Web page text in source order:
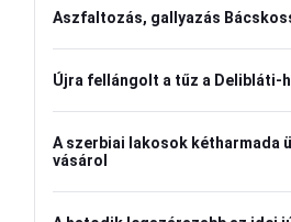
Aszfaltozás, gallyazás
Újra fellángolt a tűz a Delibláti-
A szerbiai lakosok kétharmada
vásárol